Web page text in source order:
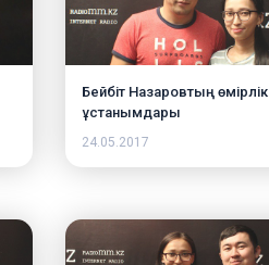
Бейбіт Назаровтың өмірлік
ұстанымдары
24.05.2017